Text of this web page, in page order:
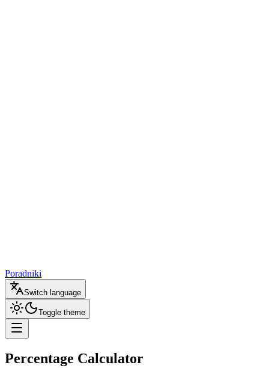
Poradniki
Switch language
Toggle theme
Percentage Calculator